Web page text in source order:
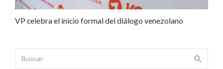
VP celebra el inicio formal del diálogo venezolano